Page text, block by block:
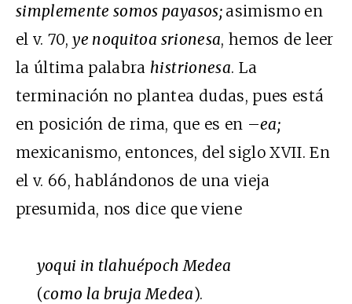
simplemente somos payasos; asimismo en
el v. 70,ye noquitoa srionesa, hemos de leer
la última palabra histrionesa. La
terminación no plantea dudas, pues está
en posición de rima, que es en –ea;
mexicanismo, entonces, del siglo XVII. En
el v. 66, hablándonos de una vieja
presumida, nos dice que viene
yoqui in tlahuépoch Medea
(como la bruja Medea).